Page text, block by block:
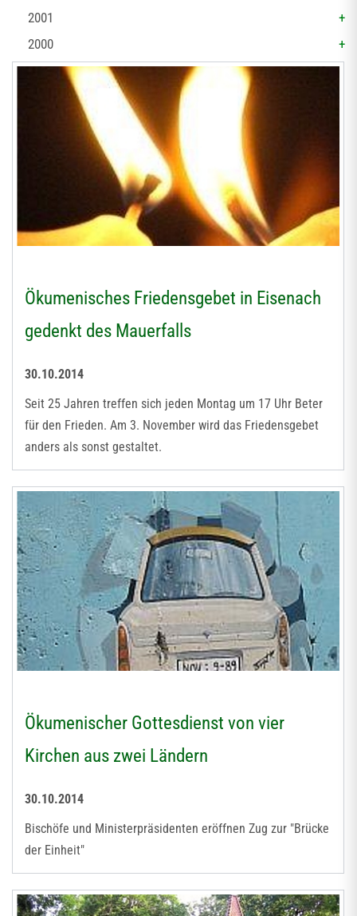
2001
2000
Ökumenisches Friedensgebet in Eisenach
gedenkt des Mauerfalls
30.10.2014
Seit 25 Jahren treffen sich jeden Montag um 17 Uhr Beter
für den Frieden. Am 3. November wird das Friedensgebet
anders als sonst gestaltet.
Ökumenischer Gottesdienst von vier
Kirchen aus zwei Ländern
30.10.2014
Bischöfe und Ministerpräsidenten eröffnen Zug zur "Brücke
der Einheit"